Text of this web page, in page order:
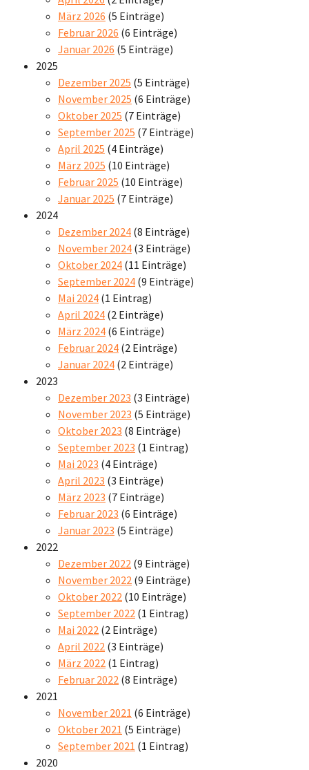
März 2026 (5 Einträge)
Februar 2026 (6 Einträge)
Januar 2026 (5 Einträge)
2025
Dezember 2025 (5 Einträge)
November 2025 (6 Einträge)
Oktober 2025 (7 Einträge)
September 2025 (7 Einträge)
April 2025 (4 Einträge)
März 2025 (10 Einträge)
Februar 2025 (10 Einträge)
Januar 2025 (7 Einträge)
2024
Dezember 2024 (8 Einträge)
November 2024 (3 Einträge)
Oktober 2024 (11 Einträge)
September 2024 (9 Einträge)
Mai 2024 (1 Eintrag)
April 2024 (2 Einträge)
März 2024 (6 Einträge)
Februar 2024 (2 Einträge)
Januar 2024 (2 Einträge)
2023
Dezember 2023 (3 Einträge)
November 2023 (5 Einträge)
Oktober 2023 (8 Einträge)
September 2023 (1 Eintrag)
Mai 2023 (4 Einträge)
April 2023 (3 Einträge)
März 2023 (7 Einträge)
Februar 2023 (6 Einträge)
Januar 2023 (5 Einträge)
2022
Dezember 2022 (9 Einträge)
November 2022 (9 Einträge)
Oktober 2022 (10 Einträge)
September 2022 (1 Eintrag)
Mai 2022 (2 Einträge)
April 2022 (3 Einträge)
März 2022 (1 Eintrag)
Februar 2022 (8 Einträge)
2021
November 2021 (6 Einträge)
Oktober 2021 (5 Einträge)
September 2021 (1 Eintrag)
2020